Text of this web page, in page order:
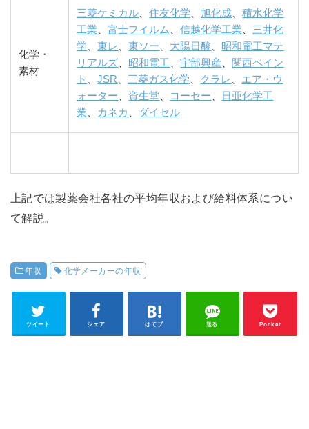
化学・
素材
三菱ケミカル 、住友化学 旭化成 、積水化学
工業 、富士フイルム 、信越化学工業
三井化
学 、東レ 、東ソー 大陽日酸
昭和電工マテ
リアルズ
昭和電工 、宇部興産
関西ペイン
ト
、JSR 三菱ガス化学 クラレ
エア・ウ
ォーター
資生堂 コーセー
日亜化学工
業
カネカ ダイセル
上記では製薬会社各社の平均年収および給料体系につい
て解説。
年収 化学メーカーの年収
ツイート シェア はてブ 送る Pocket